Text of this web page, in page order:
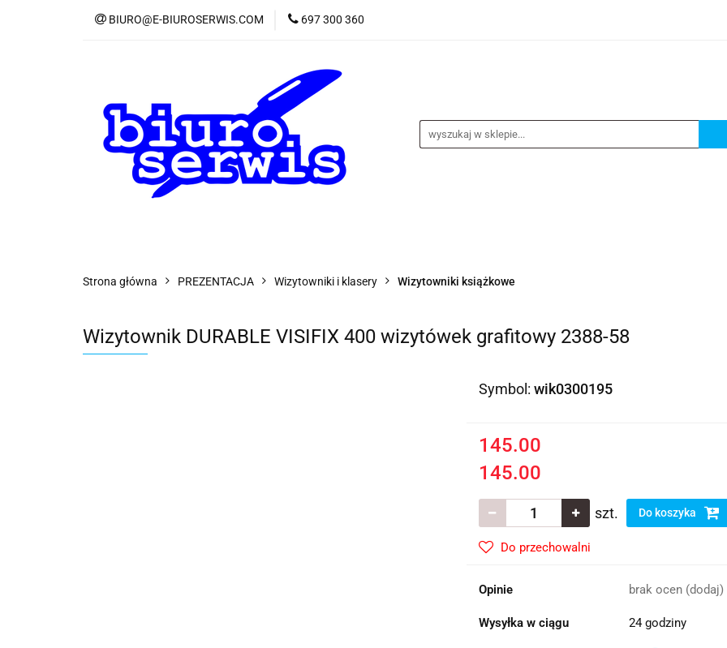
BIURO@E-BIUROSERWIS.COM 697 300 360
Strona główna PREZENTACJA Wizytowniki i klasery Wizytowniki książkowe
Wizytownik DURABLE VISIFIX 400 wizytówek grafitowy 2388-58
Symbol: wik0300195
145.00
145.00
szt. Do koszyka
Do przechowalni
Opinie brak ocen (dodaj)
Wysyłka w ciągu 24 godziny